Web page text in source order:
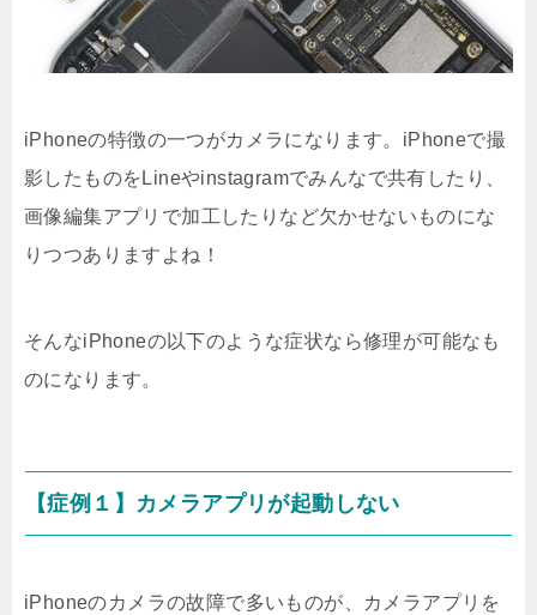
iPhoneの特徴の一つがカメラになります。iPhoneで撮
影したものをLineやinstagramでみんなで共有したり、
画像編集アプリで加工したりなど欠かせないものにな
りつつありますよね！
そんなiPhoneの以下のような症状なら修理が可能なも
のになります。
【症例１】カメラアプリが起動しない
iPhoneのカメラの故障で多いものが、カメラアプリを